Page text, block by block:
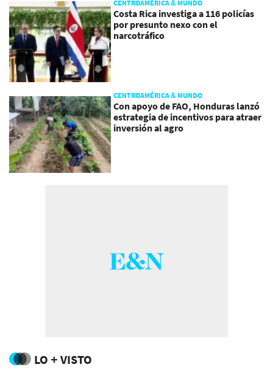
CENTROAMÉRICA & MUNDO
Costa Rica investiga a 116 policías
por presunto nexo con el
narcotráfico
CENTROAMÉRICA & MUNDO
Con apoyo de FAO, Honduras lanzó
estrategia de incentivos para atraer
inversión al agro
LO + VISTO